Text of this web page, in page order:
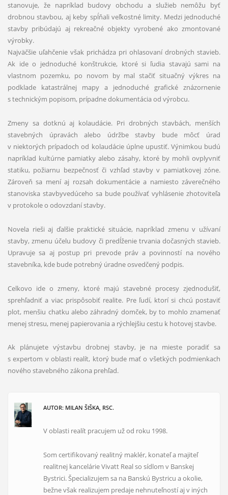
stanovuje, že napríklad budovy obchodu a služieb nemôžu byť
drobnou stavbou, aj keby spĺňali veľkostné limity. Medzi jednoduché
stavby pribúdajú aj rekreačné objekty vyrobené ako zmontované
výrobky.
Najväčšie uľahčenie však prichádza pri ohlasovaní drobných stavieb.
Ak ide o jednoduché konštrukcie, ktoré si ľudia stavajú sami na
vlastnom pozemku, po novom by mal stačiť situačný výkres na
podklade katastrálnej mapy a jednoduché grafické znázornenie
s technickým popisom, prípadne dokumentácia od výrobcu.
Zmeny sa dotknú aj kolaudácie. Pri drobných stavbách, menších
stavebných úpravách alebo údržbe stavby bude môcť úrad
v niektorých prípadoch od kolaudácie úplne upustiť. Výnimkou budú
napríklad kultúrne pamiatky alebo zásahy, ktoré by mohli ovplyvniť
statiku, požiarnu bezpečnosť či vzhľad stavby v pamiatkovej zóne.
Zároveň sa mení aj rozsah dokumentácie a namiesto záverečného
stanoviska stavbyvedúceho sa bude používať vyhlásenie zhotoviteľa
v protokole o odovzdaní stavby.
Novela rieši aj ďalšie praktické situácie, napríklad zmenu v užívaní
stavby, zmenu účelu budovy či predĺženie trvania dočasných stavieb.
Upravuje sa aj postup pri prevode práv a povinností na nového
stavebníka, kde bude potrebný úradne osvedčený podpis.
Celkovo ide o zmeny, ktoré majú stavebné procesy zjednodušiť,
sprehľadniť a viac prispôsobiť realite. Pre ľudí, ktorí si chcú postaviť
plot, menšiu chatku alebo záhradný domček, by to mohlo znamenať
menej stresu, menej papierovania a rýchlejšiu cestu k hotovej stavbe.
Ak plánujete výstavbu drobnej stavby, je na mieste poradiť sa
s expertom v oblasti realít, ktorý bude mať o všetkých podmienkach
nového stavebného zákona prehľad.
AUTOR: MILAN ŠIŠKA, RSC.
V oblasti realít pracujem už od roku 1998.
Som certifikovaný realitný maklér, konateľ a majiteľ
realitnej kancelárie Vivatt Real so sídlom v Banskej
Bystrici. Špecializujem sa na Banskú Bystricu a okolie,
bežne však realizujem predaje nehnuteľností aj v iných